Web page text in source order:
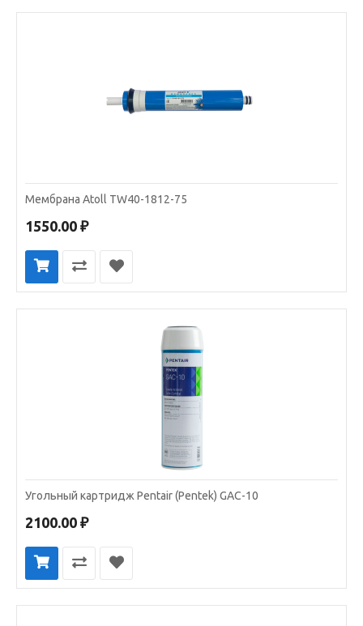
Мембрана Atoll TW40-1812-75
1550.00 ₽
Угольный картридж Pentair (Pentek) GAC-10
2100.00 ₽